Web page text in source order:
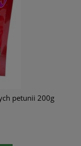
petunii 200g